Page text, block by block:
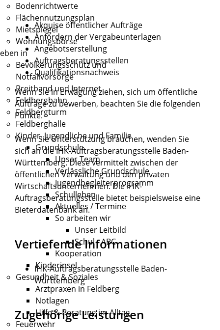
Bodenrichtwerte
Flächennutzungsplan
Mietspiegel
Wohnungsbörse
in
Bevölkerungsschutz und
Notfallvorsorge
Breitband und Internet
Feldbergbahn
Feldbergturm
Feldberghalle
Kinder, Jugendliche und Familie
Grundschule
Unser Team
Verlässliche Grundschule
Jugendbegleiterprogramm
Schulleben
Aktuelles / Termine
So arbeiten wir
Unser Leitbild
Schul - ABC
Kooperation
Kinderinsel
Gesundheit & Soziales
Arztpraxen in Feldberg
Notlagen
Hilfe & Beratung im Alltag
Feuerwehr
Akquise öffentlicher Aufträge
Anfordern der Vergabeunterlagen
Angebotserstellung
Auftragsberatungsstellen
Qualifikationsnachweis
Wenn Sie in Erwägung ziehen, sich um öffentliche
Aufträge zu bewerben, beachten Sie die folgenden
Punkte.
Wenn Sie Unterstützung brauchen, wenden Sie
sich an die IHK-Auftragsberatungsstelle Baden-
Württemberg. Diese vermittelt zwischen der
öffentlichen Verwaltung und den privaten
Wirtschaftsunternehmen. Die IHK-
Auftragsberatungsstelle bietet beispielsweise eine
Bieterdatenbank an.
Vertiefende Informationen
IHK-Auftragsberatungsstelle Baden-
Württemberg
Zugehörige Leistungen